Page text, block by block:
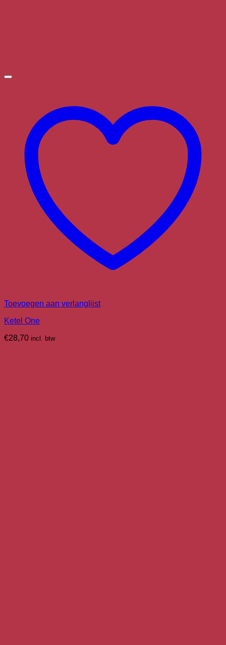
Toevoegen aan verlanglijst
Ketel One
€28,70 incl. btw